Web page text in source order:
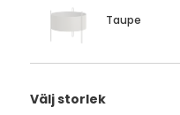
Taupe
Välj storlek